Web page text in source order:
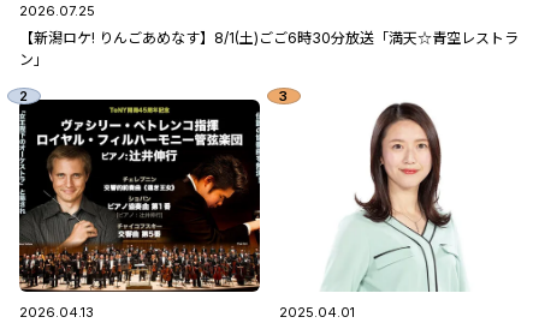
2026.07.25
【新潟ロケ! りんごあめなす】8/1(土)ごご6時30分放送「満天☆青空レストラ
ン」
2026.04.13 2025.04.01